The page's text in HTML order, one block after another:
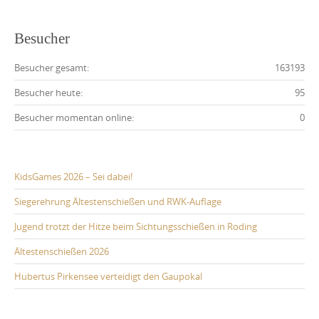
Besucher
163193
Besucher gesamt:
95
Besucher heute:
0
Besucher momentan online:
KidsGames 2026 – Sei dabei!
Siegerehrung Ältestenschießen und RWK-Auflage
Jugend trotzt der Hitze beim Sichtungsschießen in Roding
Ältestenschießen 2026
Hubertus Pirkensee verteidigt den Gaupokal